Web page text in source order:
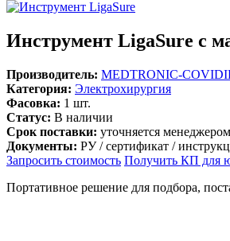
Инструмент LigaSure с
Производитель: MEDTRONIC-
Категория: Электрохирургия
Фасовка: 1 шт.
Статус: В наличии
Срок поставки: уточняется менеджером
Документы: РУ / сертификат /
Запросить стоимость Получить КП для
Портативное решение для подбора,